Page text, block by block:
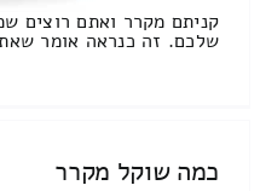
קניתם מקרר ואתם רוצים
שלכם. זה כנראה אומר
כמה שוקל מקרר